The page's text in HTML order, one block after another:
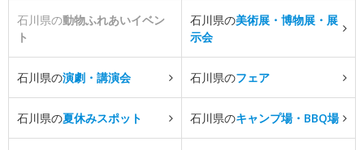
石川県の動物ふれあいイベン
ト
石川県の美術展・博物展・展
示会
石川県の演劇・講演会 石川県のフェア
石川県の夏休みスポット 石川県のキャンプ場・BBQ場